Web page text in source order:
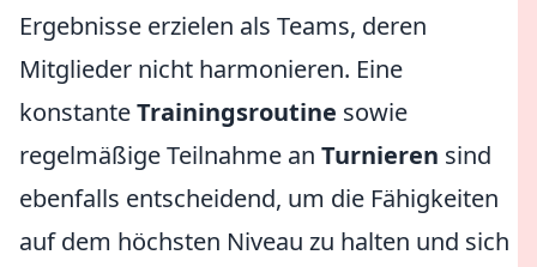
Ergebnisse erzielen als Teams, deren
Mitglieder nicht harmonieren. Eine
konstanteTrainingsroutine sowie
regelmäßige Teilnahme an Turnieren sind
ebenfalls entscheidend, um die Fähigkeiten
auf dem höchsten Niveau zu halten und sich